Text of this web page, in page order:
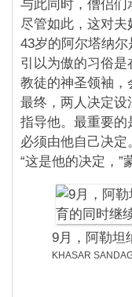
与此同时，僧侣们
尽管如此，这对夫
43岁的阿尔塔纳
引以为傲的习俗
教徒的神圣领袖，
最终，两人决定
指导他。最重要的
必须由他自己决定
“这是他的决定，”
9月，阿勒坦
KHASAR